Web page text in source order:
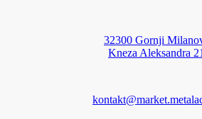
32300 Gornji
Kneza Aleksandra